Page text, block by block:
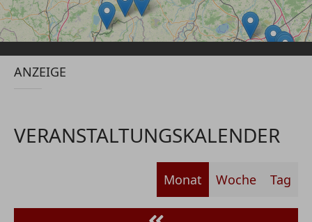
ANZEIGE
VERANSTALTUNGSKALENDER
Monat Woche Tag